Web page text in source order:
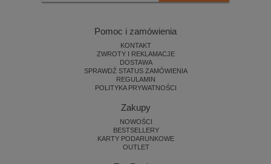
Pomoc i zamówienia
KONTAKT
ZWROTY I REKLAMACJE
DOSTAWA
SPRAWDŹ STATUS ZAMÓWIENIA
REGULAMIN
POLITYKA PRYWATNOŚCI
Zakupy
NOWOŚCI
BESTSELLERY
KARTY PODARUNKOWE
OUTLET